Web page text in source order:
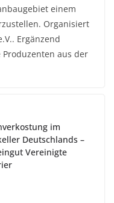
einem
Organisiert
Ergänzend
aus der
im
Deutschlands –
Vereinigte